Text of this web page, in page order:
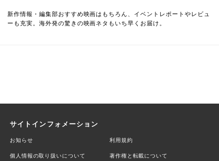
新作情報・編集部おすすめ映画はもちろん、イベントレポートやレビュ
ーも充実。海外発の驚きの映画ネタもいち早くお届け。
サイトインフォメーション
お知らせ 利用規約
個人情報の取り扱いについて 著作権と転載について